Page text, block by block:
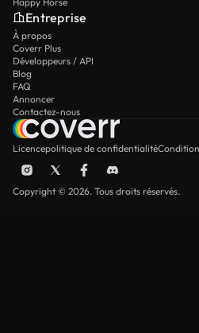
Entreprise
À propos
Coverr Plus
Développeurs / API
Blog
FAQ
Annoncer
Contactez-nous
Licencepolitique de confidentialité
Copyright © 2026. Tous droits réservés.